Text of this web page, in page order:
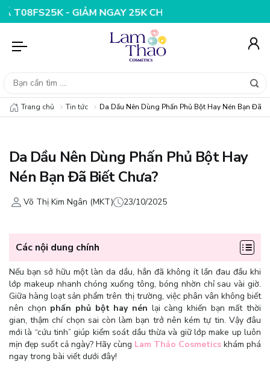
NGAY 25K CHO ĐƠN HÀNG 99K
Trang chủ Tin tức Da Dầu Nên Dùng Phấn Phủ Bột Hay Nén Bạn Đã
Da Dầu Nên Dùng Phấn Phủ Bột Hay
Nén Bạn Đã Biết Chưa?
Võ Thị Kim Ngân (MKT) 23/10/2025
Các nội dung chính
Nếu bạn sở hữu một làn da dầu, hẳn đã không ít lần đau đầu khi
lớp makeup nhanh chóng xuống tông, bóng nhờn chỉ sau vài giờ.
Giữa hàng loạt sản phẩm trên thị trường, việc phân vân không biết
nên chọn phấn phủ bột hay nén lại càng khiến bạn mất thời
gian, thậm chí chọn sai còn làm bạn trở nên kém tự tin. Vậy đâu
mới là “cứu tinh” giúp kiểm soát dầu thừa và giữ lớp make up luôn
mịn đẹp suốt cả ngày? Hãy cùng Lam Thảo Cosmetics khám phá
ngay trong bài viết dưới đây!